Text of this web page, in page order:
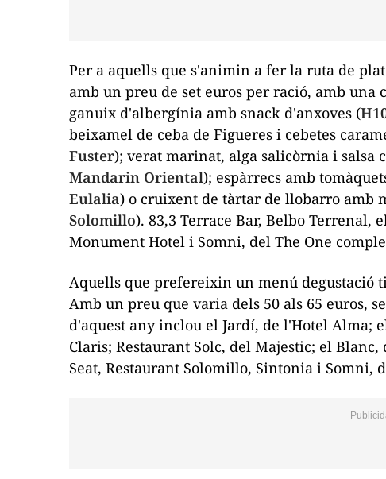
Per a aquells que s'animin a fer la ruta de
amb un preu de set euros per ració, amb una
ganuix d'albergínia amb snack d'anxoves (
beixamel de ceba de Figueres i cebetes
Fuster); verat marinat, alga salicòrnia i salsa
Mandarin Oriental); espàrrecs amb
Eulalia) o cruixent de tàrtar de llobarro amb
Solomillo). 83,3 Terrace Bar, Belbo Terrenal,
Monument Hotel i Somni, del The One
Aquells que prefereixin un menú degustació
Amb un preu que varia dels 50 als 65 euros,
d'aquest any inclou el Jardí, de l'Hotel Alma;
Claris; Restaurant Solc, del Majestic; el
Seat, Restaurant Solomillo, Sintonia i Somni,